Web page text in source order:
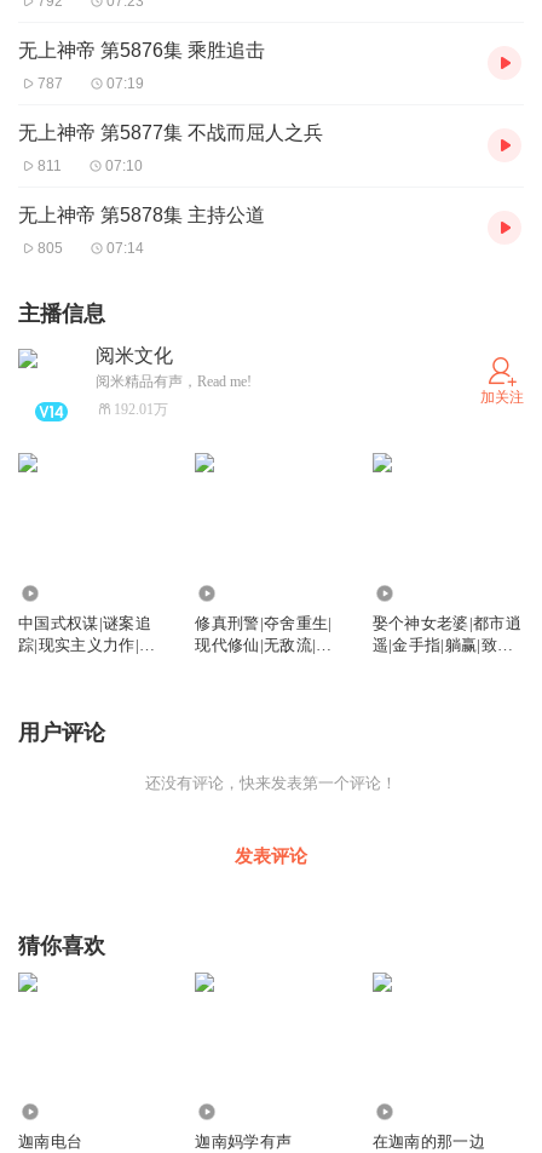
无上神帝 第5876集 乘胜追击
787 07:19
无上神帝 第5877集 不战而屈人之兵
811 07:10
无上神帝 第5878集 主持公道
805 07:14
主播信息
阅米文化
阅米精品有声，Read me!
192.01万
加关注
中国式权谋|谜案追
踪|现实主义力作|丁
修真刑警|夺舍重生|
现代修仙|无敌流|扮
娶个神女老婆|都市逍
遥|金手指|躺赢|致富|
用户评论
还没有评论，快来发表第一个评论！
发表评论
猜你喜欢
迦南电台 迦南妈学有声 在迦南的那一边